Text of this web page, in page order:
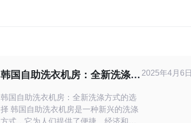
韩国自助洗衣机房：全新洗涤方
韩国自助洗衣机房：全新洗涤方式的选
择 韩国自助洗衣机房是一种新兴的洗涤
方式，它为人们提供了便捷、经济和环
2025年4月6日